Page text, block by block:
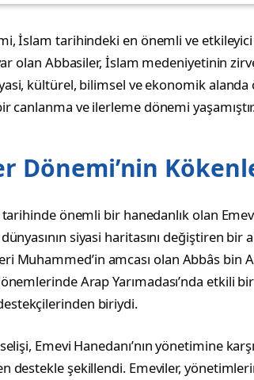
İslam tarihindeki en önemli ve
olan Abbasiler, İslam medeniyetinin
kültürel, bilimsel ve ekonomik
canlanma ve ilerleme dönemi
Dönemi’nin
önemli bir hanedanlık olan
siyasi haritasını değiştiren bir
Muhammed’in amcası olan Abbâs bin
Arap Yarımadası’nda etkili
biriydi.
Emevi Hanedanı’nın yönetimine
destekle şekillendi. Emeviler,